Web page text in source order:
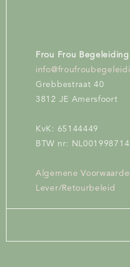
Frou Frou Begeleiding
Grebbestraat 40
3812 JE Amersfoort
KvK: 65144449
BTW nr:
Algemene
Lever/Retourbeleid